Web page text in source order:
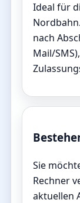
Ideal für
nach
Mail/
Sie
Rechner
aktuellen